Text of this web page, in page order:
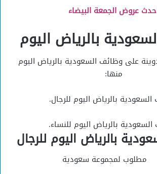
عروض الجمعة البيضاء
بالرياض اليوم
على وظائف السعودية بالرياض اليوم
منها:
بالرياض اليوم للرجال.
بالرياض اليوم للنساء.
بالرياض اليوم للرجال
مطلوب لمجموعة سعودية